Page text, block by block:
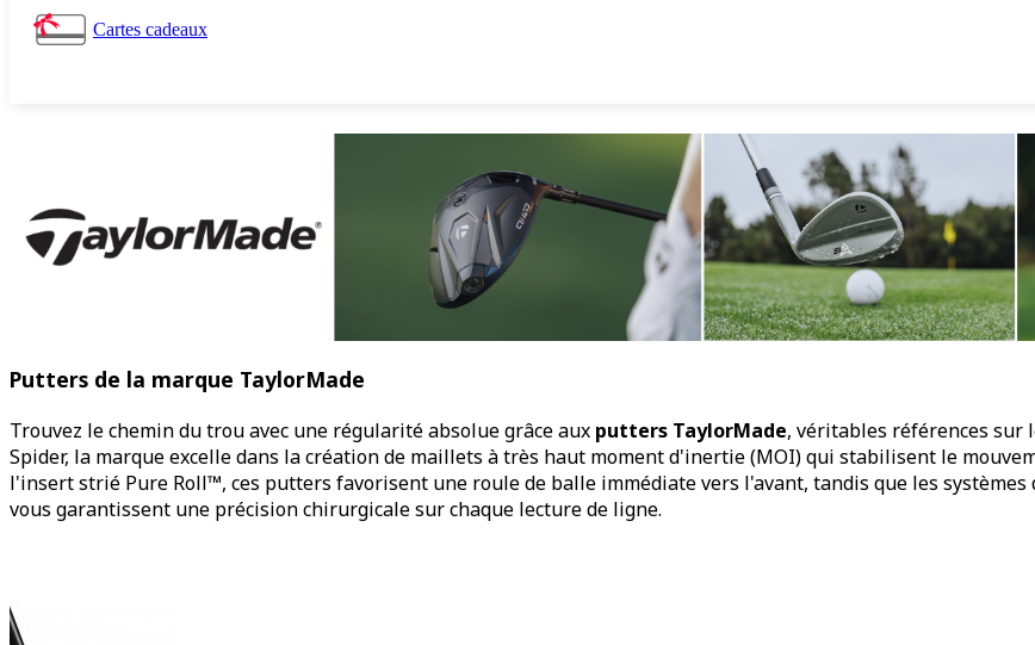
Cartes cadeaux
Putters de la marque TaylorMade
Trouvez le chemin du trou avec une régularité absolue grâce aux putters TaylorMade, véritables références sur
Spider, la marque excelle dans la création de maillets à très haut moment d'inertie (MOI) qui stabilisent le
l'insert strié Pure Roll™, ces putters favorisent une roule de balle immédiate vers l'avant, tandis que les
vous garantissent une précision chirurgicale sur chaque lecture de ligne.